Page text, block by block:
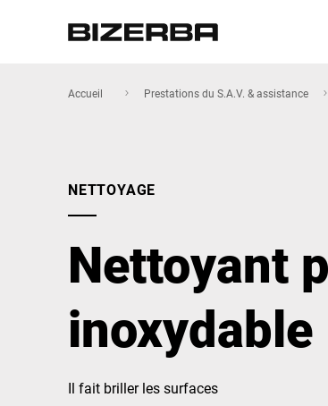
Amérique
Asie
Australie
Accueil Prestations du S.A.V. & assistance
NETTOYAGE
Nettoyant
inoxydable
Il fait briller les surfaces